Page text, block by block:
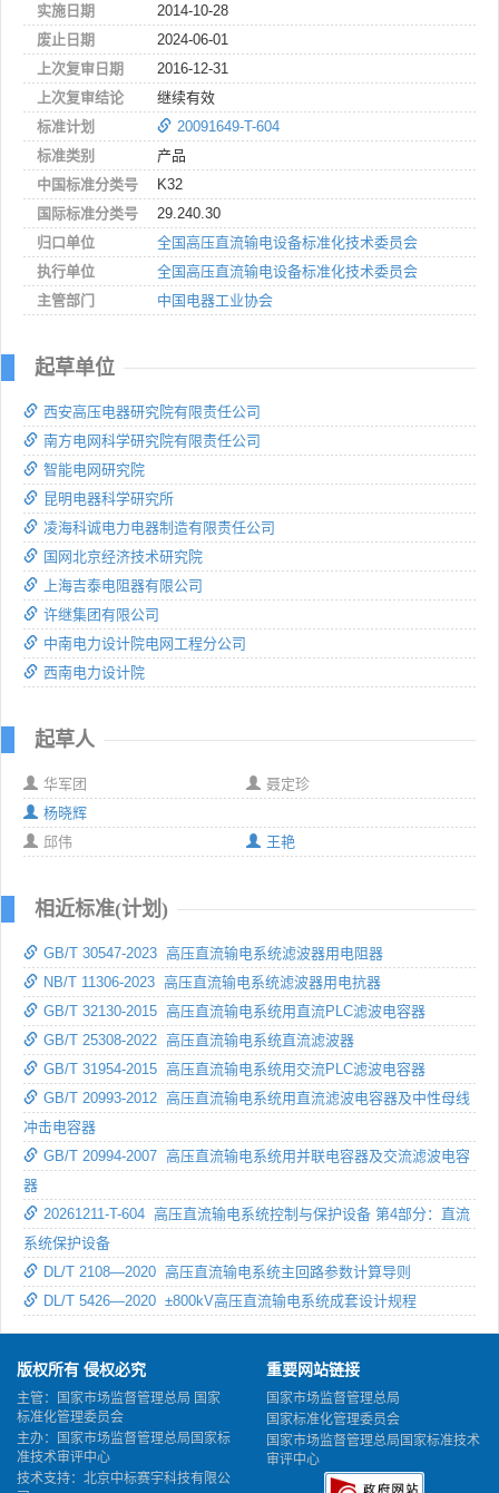
实施日期
2014-10-28
废止日期
2024-06-01
上次复审日期
2016-12-31
上次复审结论
继续有效
标准计划
20091649-T-604
标准类别
产品
中国标准分类号
K32
国际标准分类号
29.240.30
归口单位
全国高压直流输电设备标准化技术委员会
执行单位
全国高压直流输电设备标准化技术委员会
主管部门
中国电器工业协会
起草单位
西安高压电器研究院有限责任公司
南方电网科学研究院有限责任公司
智能电网研究院
昆明电器科学研究所
凌海科诚电力电器制造有限责任公司
国网北京经济技术研究院
上海吉泰电阻器有限公司
许继集团有限公司
中南电力设计院电网工程分公司
西南电力设计院
起草人
华军团
聂定珍
杨晓辉
邱伟
王艳
相近标准(计划)
GB/T 30547-2023 高压直流输电系统滤波器用电阻器
NB/T 11306-2023 高压直流输电系统滤波器用电抗器
GB/T 32130-2015 高压直流输电系统用直流PLC滤波电容器
GB/T 25308-2022 高压直流输电系统直流滤波器
GB/T 31954-2015 高压直流输电系统用交流PLC滤波电容器
GB/T 20993-2012 高压直流输电系统用直流滤波电容器及中性母线
冲击电容器
GB/T 20994-2007 高压直流输电系统用并联电容器及交流滤波电容
器
20261211-T-604 高压直流输电系统控制与保护设备 第4部分：直流
系统保护设备
DL/T 2108—2020 高压直流输电系统主回路参数计算导则
DL/T 5426—2020 ±800kV高压直流输电系统成套设计规程
版权所有 侵权必究
主管：国家市场监督管理总局 国家
标准化管理委员会
主办：国家市场监督管理总局国家标
准技术审评中心
技术支持：北京中标赛宇科技有限公
重要网站链接
国家市场监督管理总局
国家标准化管理委员会
国家市场监督管理总局国家标准技术
审评中心